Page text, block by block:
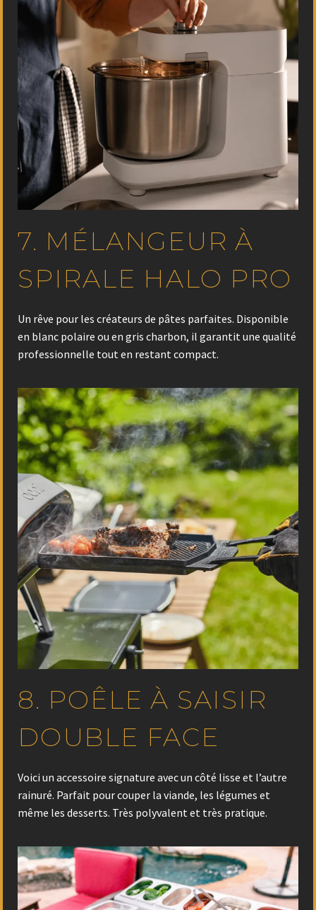
7. MÉLANGEUR À
SPIRALE HALO PRO
Un rêve pour les créateurs de pâtes parfaites. Disponible
en blanc polaire ou en gris charbon, il garantit une qualité
professionnelle tout en restant compact.
8. POÊLE À SAISIR
DOUBLE FACE
Voici un accessoire signature avec un côté lisse et l’autre
rainuré. Parfait pour couper la viande, les légumes et
même les desserts. Très polyvalent et très pratique.